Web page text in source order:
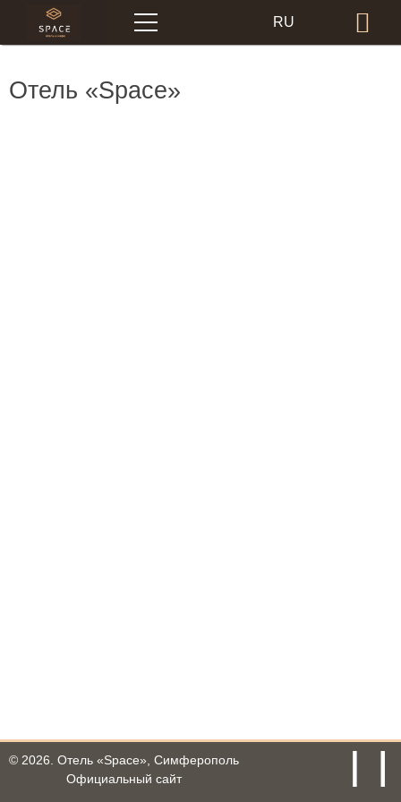
Меню RU
Отель «Space»
© 2026. Отель «Space», Симферополь
Официальный сайт